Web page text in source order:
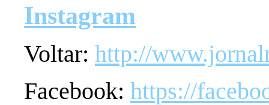
Instagram
Voltar: http://
Facebook: https://